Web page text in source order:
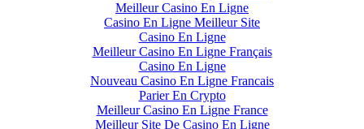
Meilleur Casino En Ligne
Casino En Ligne Meilleur Site
Casino En Ligne
Meilleur Casino En Ligne Français
Casino En Ligne
Nouveau Casino En Ligne Francais
Parier En Crypto
Meilleur Casino En Ligne France
Meilleur Site De Casino En Ligne